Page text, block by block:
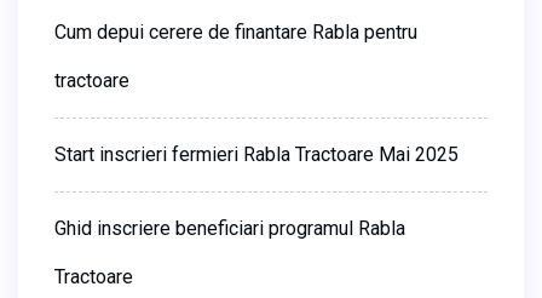
Cum depui cerere de finantare Rabla pentru
tractoare
Start inscrieri fermieri Rabla Tractoare Mai 2025
Ghid inscriere beneficiari programul Rabla
Tractoare